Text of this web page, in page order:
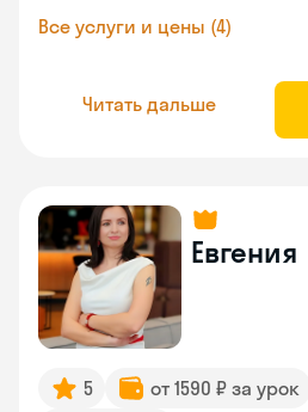
Все услуги и цены (4)
Читать дальше
Евгения
5 от 1590 ₽ за урок